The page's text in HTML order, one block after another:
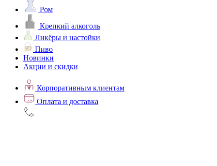
Ром
Крепкий алкоголь
Ликёры и настойки
Пиво
Новинки
Акции и скидки
Корпоративным клиентам
Оплата и доставка